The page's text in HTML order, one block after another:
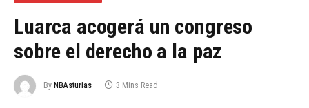
Luarca acogerá un congreso
sobre el derecho a la paz
By NBAsturias 3 Mins Read